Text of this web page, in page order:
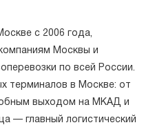
с 2006 года,
Москвы и
по всей России.
терминалов в Москве: от
выходом на МКАД и
— главный логистический